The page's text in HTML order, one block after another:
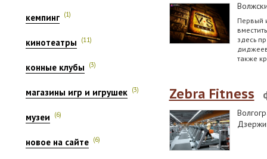
кемпинг (1)
кинотеатры (11)
конные клубы (3)
магазины игр и игрушек (3)
музеи (6)
новое на сайте (6)
Первый
здесь
также
Zebra Fitness